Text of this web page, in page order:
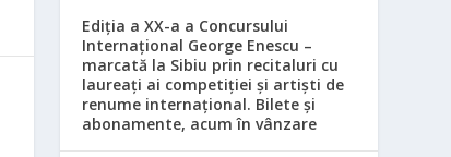
Ediția a XX-a a Concursului
Internațional George Enescu –
marcată la Sibiu prin recitaluri cu
laureați ai competiției și artiști de
renume internațional. Bilete și
abonamente, acum în vânzare